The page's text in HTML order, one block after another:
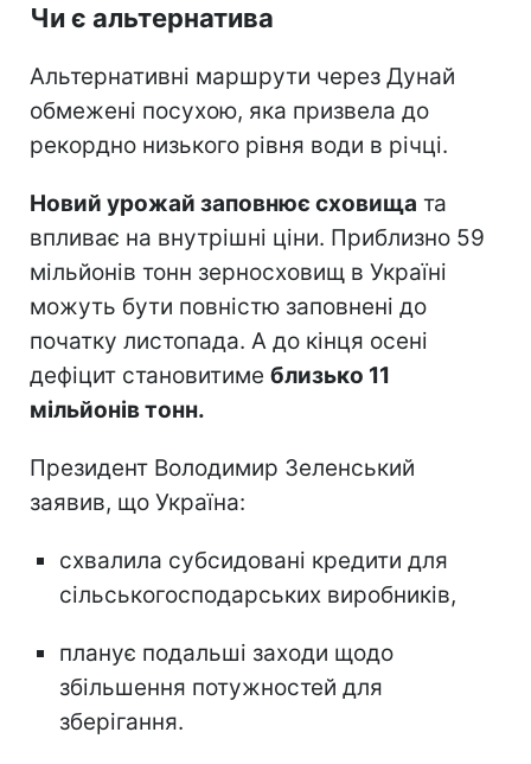
Чи є альтернатива
Альтернативні маршрути через Дунай
обмежені посухою, яка призвела до
рекордно низького рівня води в річці.
Новий урожай заповнює сховища та
впливає на внутрішні ціни. Приблизно 59
мільйонів тонн зерносховищ в Україні
можуть бути повністю заповнені до
початку листопада. А до кінця осені
дефіцит становитиме близько 11
мільйонів тонн.
Президент Володимир Зеленський
заявив, що Україна:
схвалила субсидовані кредити для
сільськогосподарських виробників,
планує подальші заходи щодо
збільшення потужностей для
зберігання.